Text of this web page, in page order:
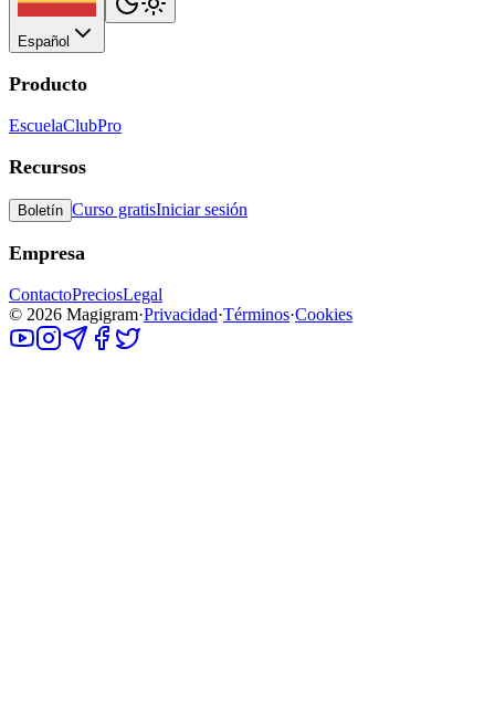
Español
Producto
EscuelaClubPro
Recursos
Boletín Curso gratisIniciar sesión
Empresa
ContactoPreciosLegal
© 2026 Magigram·Privacidad·Términos·Cookies